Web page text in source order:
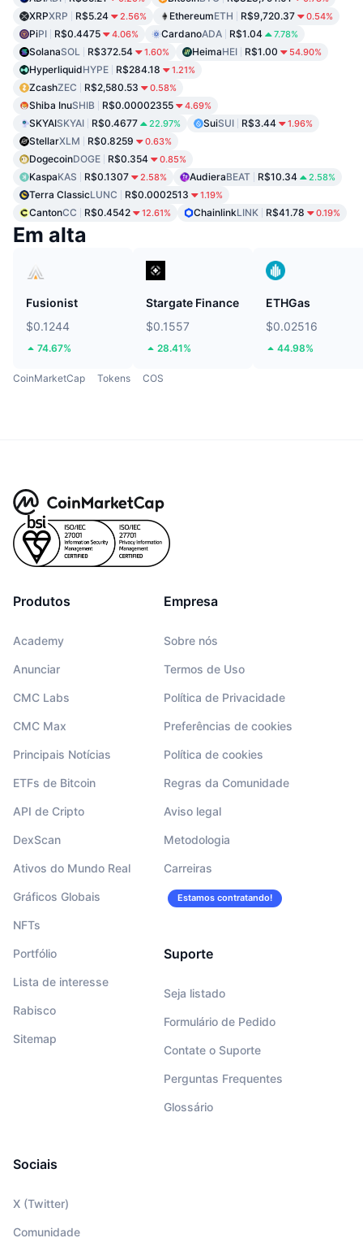
XRPXRP R$5.24 2.56% EthereumETH R$9,720.37 0.54%
PiPI R$0.4475 4.06% CardanoADA R$1.04 7.78%
SolanaSOL R$372.54 1.60% HeimaHEI R$1.00 54.90%
HyperliquidHYPE R$284.18 1.21%
ZcashZEC R$2,580.53 0.58%
Shiba InuSHIB R$0.00002355 4.69%
SKYAISKYAI R$0.4677 22.97% SuiSUI R$3.44 1.96%
StellarXLM R$0.8259 0.63%
DogecoinDOGE R$0.354 0.85%
KaspaKAS R$0.1307 2.58% AudieraBEAT R$10.34 2.58%
Terra ClassicLUNC R$0.0002513 1.19%
CantonCC R$0.4542 12.61% ChainlinkLINK R$41.78 0.19%
Em alta
Fusionist
$0.1244
74.67%
Stargate Finance
$0.1557
28.41%
ETHGas
$0.02516
44.98%
CoinMarketCap Tokens COS
Produtos
Academy
Anunciar
CMC Labs
CMC Max
Principais Notícias
ETFs de Bitcoin
API de Cripto
DexScan
Ativos do Mundo Real
Gráficos Globais
NFTs
Portfólio
Lista de interesse
Rabisco
Sitemap
Empresa
Sobre nós
Termos de Uso
Política de Privacidade
Preferências de cookies
Política de cookies
Regras da Comunidade
Aviso legal
Metodologia
Carreiras
Estamos contratando!
Suporte
Seja listado
Formulário de Pedido
Contate o Suporte
Perguntas Frequentes
Glossário
Sociais
X (Twitter)
Comunidade